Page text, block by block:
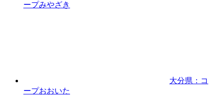
ープみやざき
大分県：コ
ープおおいた